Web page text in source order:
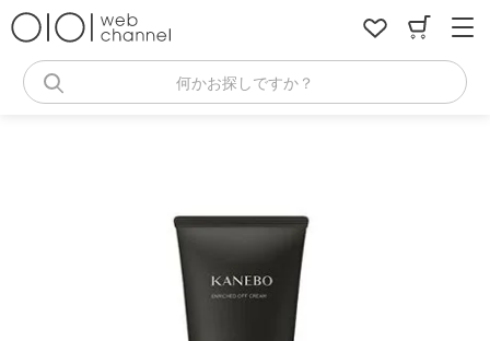
何かお探しですか？